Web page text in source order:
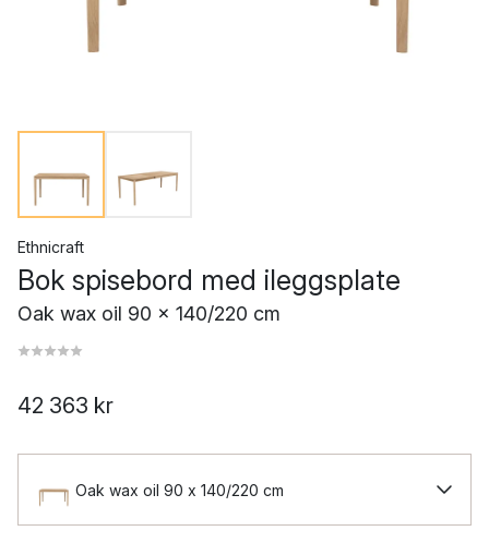
Ethnicraft
Bok spisebord med ileggsplate
Oak wax oil 90 x 140/220 cm
42 363 kr
Oak wax oil 90 x 140/220 cm